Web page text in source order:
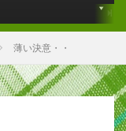
薄い決意・・